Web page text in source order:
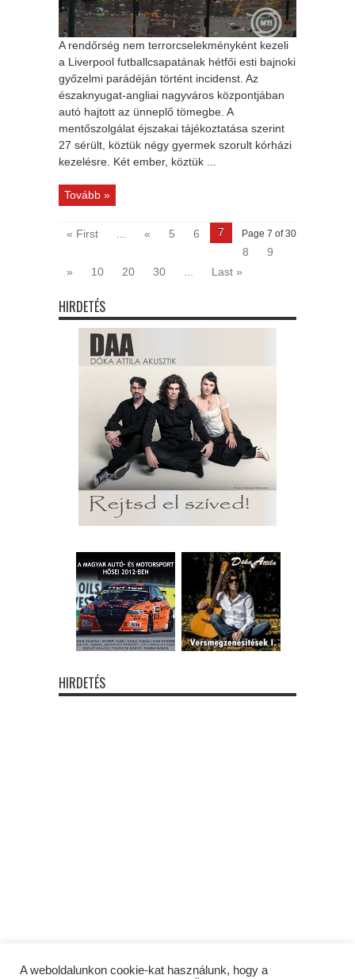
A rendőrség nem terrorcselekményként kezeli
a Liverpool futballcsapatának hétfői esti bajnoki
győzelmi parádéján történt incidenst. Az
északnyugat-angliai nagyváros központjában
autó hajtott az ünneplő tömegbe. A
mentőszolgálat éjszakai tájékoztatása szerint
27 sérült, köztük négy gyermek szorult kórházi
kezelésre. Két ember, köztük ...
Tovább »
Page 7 of 30
« First « 5 6
7
8
9
»
10 20 30 Last »
HIRDETÉS
HIRDETÉS
A weboldalunkon cookie-kat használunk, hogy a